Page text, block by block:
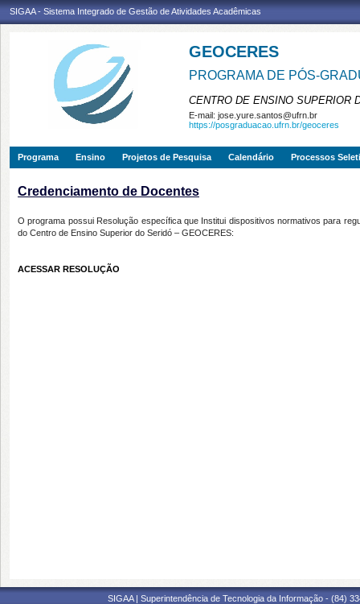
SIGAA - Sistema Integrado de Gestão de Atividades Acadêmicas
GEOCERES
PROGRAMA DE PÓS-
CENTRO DE ENSINO SUPERIOR
E-mail: jose.yure.santos@ufrn.br
https://posgraduacao.ufrn.br/geoceres
Programa Ensino Projetos de Pesquisa Calendário Processos
Credenciamento de Docentes
O programa possui Resolução específica que Institui dispositivos normativos para
do Centro de Ensino Superior do Seridó – GEOCERES:
ACESSAR RESOLUÇÃO
SIGAA | Superintendência de Tecnologia da Informação - (84)